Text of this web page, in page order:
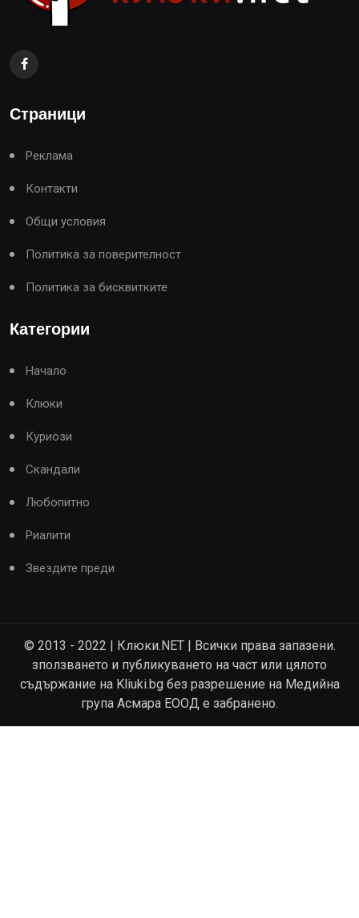
Страници
Реклама
Контакти
Общи условия
Политика за поверителност
Политика за бисквитките
Категории
Начало
Клюки
Куриози
Скандали
Любопитно
Риалити
Звездите преди
© 2013 - 2022 | Клюки.NET | Всички права запазени.
зползването и публикуването на част или цялото
съдържание на Kliuki.bg без разрешение на Медийна
група Асмара ЕООД е забранено.